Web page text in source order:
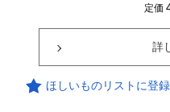
定価
詳
ほしいものリストに登録